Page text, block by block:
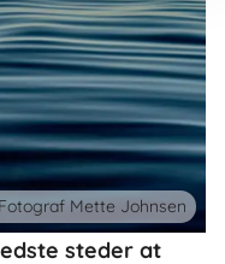
steder at
Mette Johnsen